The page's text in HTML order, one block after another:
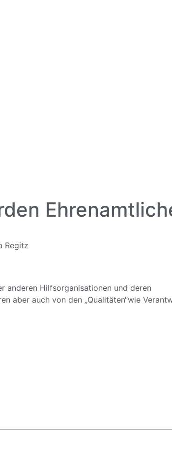
Regitz
anderen Hilfsorganisationen und deren
aber auch von den „Qualitäten“wie